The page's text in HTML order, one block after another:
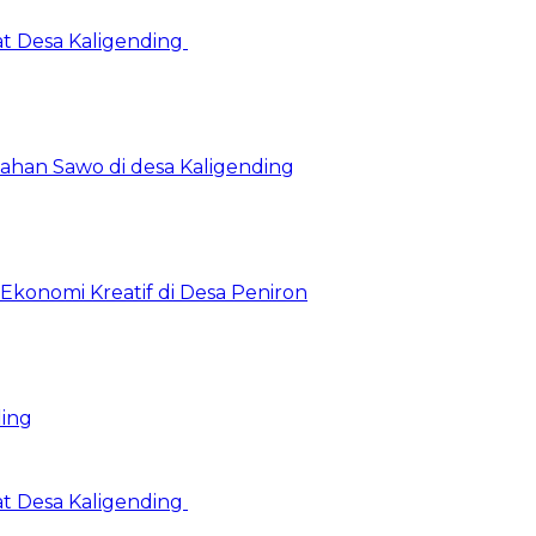
Desa Kaligending
Sawo di desa Kaligending
Kreatif di Desa Peniron
Desa Kaligending